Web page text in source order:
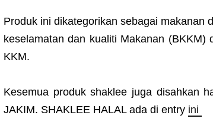
Produk ini dikategorikan sebagai makanan
keselamatan dan kualiti Makanan
KKM.
Kesemua produk shaklee juga disahkan
JAKIM. SHAKLEE HALAL ada di entry ini